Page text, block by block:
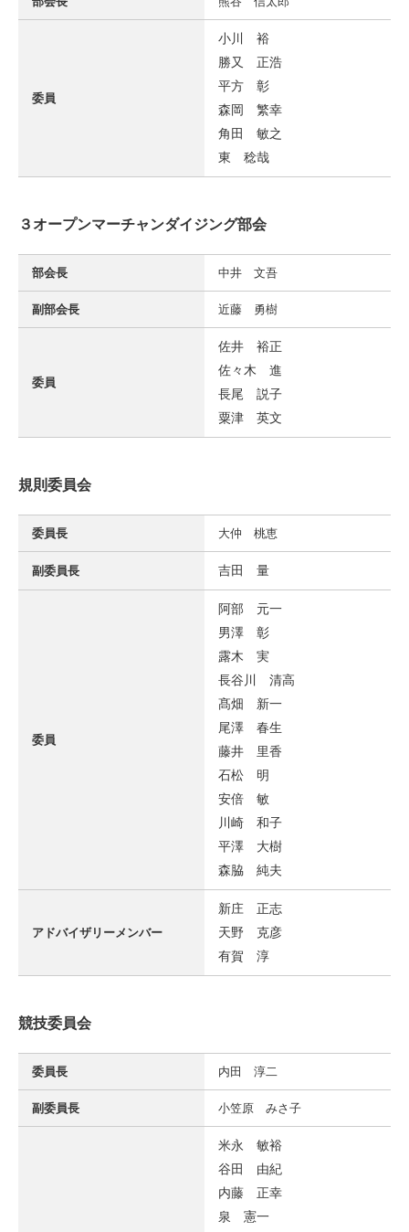
委員
小川 裕
勝又 正浩
平方 彰
森岡 繁幸
角田 敏之
東 稔哉
３オープンマーチャンダイジング部会
部会長 中井 文吾
副部会長 近藤 勇樹
委員
佐井 裕正
佐々木 進
長尾 説子
粟津 英文
規則委員会
委員長 大仲 桃恵
副委員長 吉田 量
委員
阿部 元一
男澤 彰
露木 実
長谷川 清高
髙畑 新一
尾澤 春生
藤井 里香
石松 明
安倍 敏
川崎 和子
平澤 大樹
森脇 純夫
アドバイザリーメンバー
新庄 正志
天野 克彦
有賀 淳
競技委員会
委員長 内田 淳二
副委員長 小笠原 みさ子
米永 敏裕
谷田 由紀
内藤 正幸
泉 憲一